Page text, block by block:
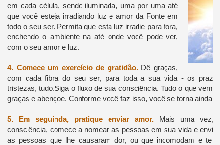
em cada célula, sendo iluminada, uma por uma até
que você esteja irradiando luz e amor da Fonte em
todo o seu ser. Permita que esta luz irradie para fora,
enchendo o ambiente na até onde você pode ver,
com o seu amor e luz.
4. Comece um exercício de gratidão. Dê graças,
com cada fibra do seu ser, para toda a sua vida - os
tristezas, tudo.Siga o fluxo de sua consciência. Tudo o que vem
graças e abençoe. Conforme você faz isso, você se torna ainda
5. Em seguinda, pratique enviar amor.
Mais uma vez,
consciência, comece a nomear as pessoas em sua vida e
as pessoas que lhe causaram dor, ou que incomodam e te